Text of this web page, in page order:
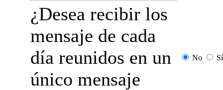
¿Desea recibir los
mensaje de cada
día reunidos en un
único mensaje
No Sí